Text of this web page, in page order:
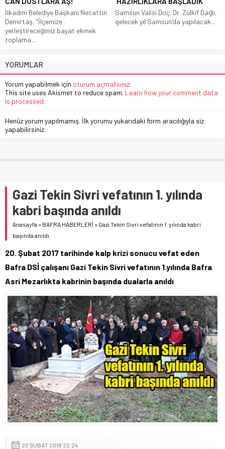
İlkadım Belediye Başkanı Necattin
Demirtaş, “İlçemize
yerleştireceğimiz bayat ekmek
toplama...
Samsun Valisi Doç. Dr. Zülkif Dağlı,
gelecek yıl Samsun’da yapılacak...
YORUMLAR
Yorum yapabilmek için oturum açmalısınız.
This site uses Akismet to reduce spam. Learn how your comment data
is processed.
Henüz yorum yapılmamış. İlk yorumu yukarıdaki form aracılığıyla siz
yapabilirsiniz.
Gazi Tekin Sivri vefatının 1. yılında
kabri başında anıldı
Anasayfa » BAFRA HABERLERİ » Gazi Tekin Sivri vefatının 1. yılında kabri
başında anıldı
20. Şubat 2017 tarihinde kalp krizi sonucu vefat eden
Bafra DSİ çalışanı Gazi Tekin Sivri vefatının 1.yılında Bafra
Asri Mezarlıkta kabrinin başında dualarla anıldı
20 ŞUBAT 2018 22:24